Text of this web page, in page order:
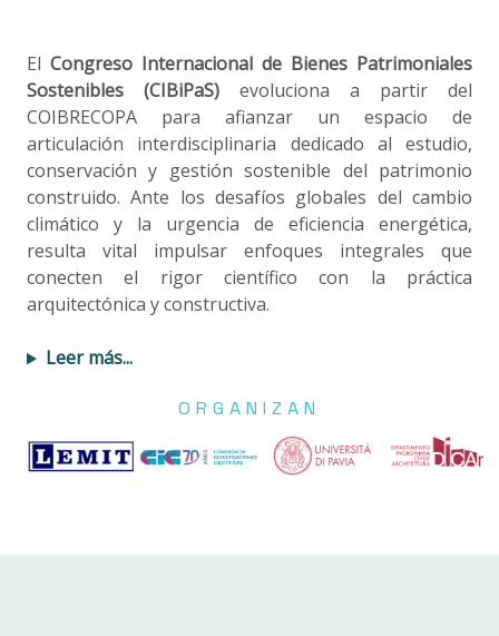
El Congreso Internacional de Bienes Patrimoniales
Sostenibles (CIBiPaS) evoluciona a partir del
COIBRECOPA para afianzar un espacio de
articulación interdisciplinaria dedicado al estudio,
conservación y gestión sostenible del patrimonio
construido. Ante los desafíos globales del cambio
climático y la urgencia de eficiencia energética,
resulta vital impulsar enfoques integrales que
conecten el rigor científico con la práctica
arquitectónica y constructiva.
ORGANIZAN